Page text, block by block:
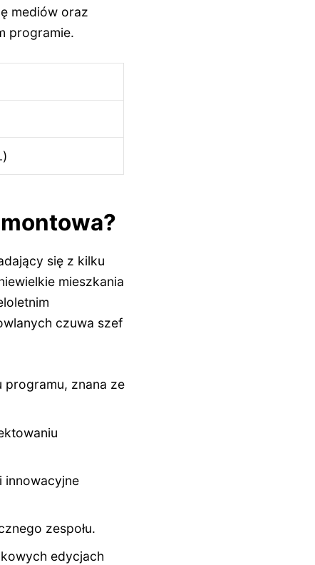
mediów oraz
programie.
się z kilku
mieszkania
czuwa szef
znana ze
innowacyjne
zespołu.
edycjach